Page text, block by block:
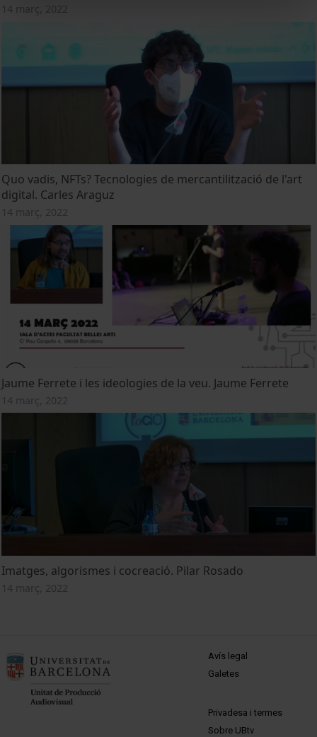
14 març, 2022
Quo vadis, NFTs? Tecnologies de mercantilització de l'art
digital. Carles Araguz
14 març, 2022
Jaume Ferrete i les ideologies de la veu. Jaume Ferrete
14 març, 2022
Imatges, algorismes i cocreació. Pilar Rosado
14 març, 2022
MENÚ PEU 1
Avís legal
Galetes
PEU 2
Privadesa i termes
Sobre UBtv